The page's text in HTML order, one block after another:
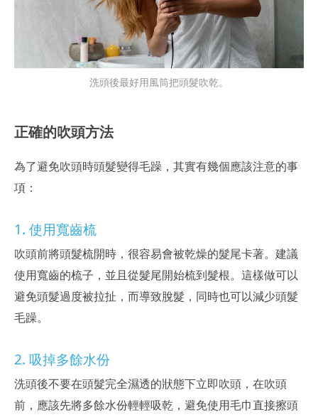
洗頭後最好用風筒把頭髮吹乾。
正確的吹頭方法
為了避免吹頭時頭髮變得毛躁，其實有幾個應該注意的事
項：
1. 使用寬齒梳
吹頭前將頭髮梳開時，很容易會被乾燥的髮尾卡著。建議
使用寬齒的梳子，並且從髮尾開始梳到髮根。這樣做可以
避免頭髮過度被拉扯，而導致脫髮，同時也可以減少頭髮
毛躁。
2. 吸掉多餘水份
洗頭後不要在頭髮完全濕透的狀態下立即吹頭，在吹頭
前，應該先將多餘水份輕輕吸乾，避免使用毛巾直接擦頭